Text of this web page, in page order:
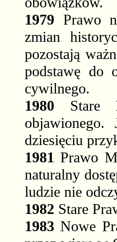
1979 Prawo
zmian
pozostają
podstawę do
cywilnego.
1980 Stare
dziesięciu
1981Prawo
naturalny
ludzie nie
1982 Stare
1983Nowe